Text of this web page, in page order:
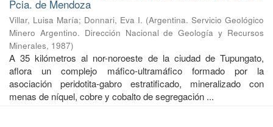
Pcia. de Mendoza
Villar, Luisa María; Donnari, Eva I. (Argentina. Servicio Geológico
Minero Argentino. Dirección Nacional de Geología y Recursos
Minerales, 1987)
A 35 kilómetros al nor-noroeste de la ciudad de Tupungato,
aflora un complejo máfico-ultramáfico formado por la
asociación peridotita-gabro estratificado, mineralizado con
menas de níquel, cobre y cobalto de segregación ...